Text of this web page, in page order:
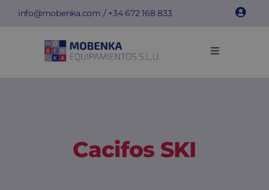
Skipinfo@mobenka.com / +34672 168 833
Toggle
Cacifos SKI